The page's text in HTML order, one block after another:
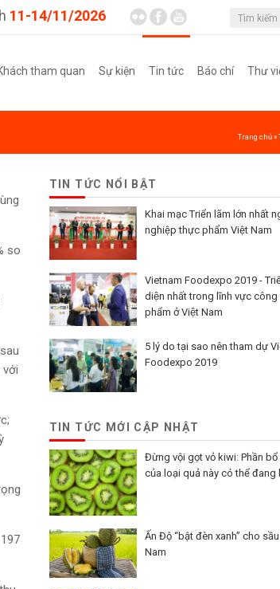
11-14/11/2026
tham quan Sự kiện Tin tức Báo chí Thư
Trang chủ»
so
với
TIN TỨC NỔI BẬT
Khai mạc Triển lãm lớn nhất
nghiệp thực phẩm Việt Nam
Vietnam Foodexpo 2019 -
diện nhất trong lĩnh vực
phẩm ở Việt Nam
5 lý do tại sao nên tham dự
Foodexpo 2019
TIN TỨC MỚI CẬP NHẬT
Đừng vội gọt vỏ kiwi: Phần
của loại quả này có thể đang
Ấn Độ “bật đèn xanh” cho
Nam